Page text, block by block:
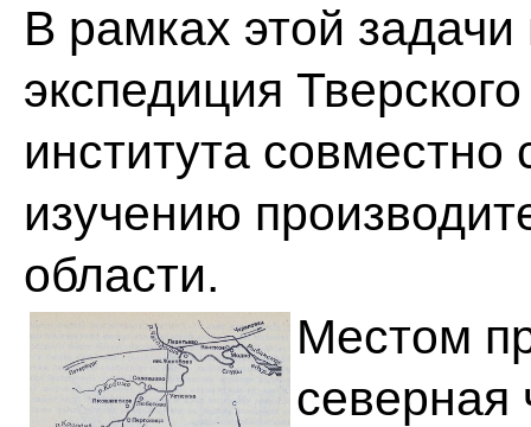
В рамках этой
экспедиция
института
изучению
области.
Местом
северная